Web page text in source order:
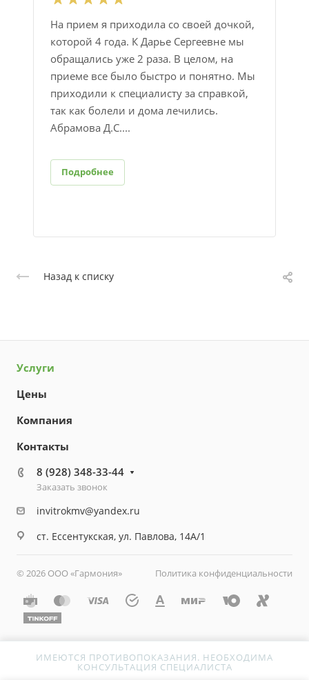
На прием я приходила со своей дочкой,
которой 4 года. К Дарье Сергеевне мы
обращались уже 2 раза. В целом, на
приеме все было быстро и понятно. Мы
приходили к специалисту за справкой​,
так как болели и дома лечились.
Абрамова Д.С....
Подробнее
Назад к списку
Услуги
Цены
Компания
Контакты
8 (928) 348-33-44
Заказать звонок
invitrokmv@yandex.ru
ст. Ессентукская, ул. Павлова, 14А/1
© 2026 ООО «Гармония» Политика конфиденциальности
ИМЕЮТСЯ ПРОТИВОПОКАЗАНИЯ. НЕОБХОДИМА
КОНСУЛЬТАЦИЯ СПЕЦИАЛИСТА